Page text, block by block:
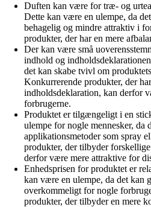
Duften kan være for træ- og
Dette kan være en ulempe, da
behagelig og mindre attraktiv i
produkter, der har en mere
Der kan være små
indhold og
det kan skabe tvivl om
Konkurrerende produkter, der
indholdsdeklaration, kan derfor
forbrugerne.
Produktet er tilgængeligt i en
ulempe for nogle mennesker, da
applikationsmetoder som spray
produkter, der tilbyder
derfor være mere attraktive for
Enhedsprisen for produktet er
kan være en ulempe, da det kan
overkommeligt for nogle
produkter, der tilbyder en mere